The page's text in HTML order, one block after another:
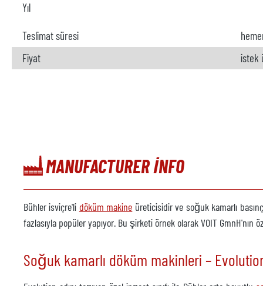
Yıl
Teslimat süresi
Fiyat
istek
MANUFACTURER INFO
Bühler isviçre'li döküm makine üreticisidir ve soğuk kamarlı
fazlasıyla popüler yapıyor. Bu şirketi örnek olarak VOIT GmnH'nın
Soğuk kamarlı döküm makinleri –